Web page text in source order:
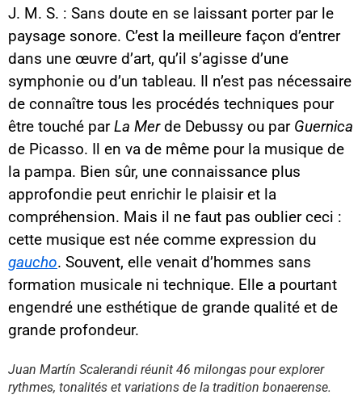
J. M. S. : Sans doute en se laissant porter par le
paysage sonore. C’est la meilleure façon d’entrer
dans une œuvre d’art, qu’il s’agisse d’une
symphonie ou d’un tableau. Il n’est pas nécessaire
de connaître tous les procédés techniques pour
être touché parLa Merde Debussy ou par Guernica
de Picasso. Il en va de même pour la musique de
la pampa. Bien sûr, une connaissance plus
approfondie peut enrichir le plaisir et la
compréhension. Mais il ne faut pas oublier ceci :
cette musique est née comme expression du
gaucho. Souvent, elle venait d’hommes sans
formation musicale ni technique. Elle a pourtant
engendré une esthétique de grande qualité et de
grande profondeur.
Contenu YouTube
acceptez d’être suivi par
Cette image est hébergée par
Juan Martín Scalerandi réunit 46 milongas pour explorer
rythmes, tonalités et variations de la tradition bonaerense.